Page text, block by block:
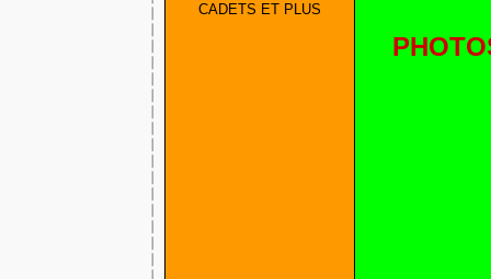
CADETS ET PLUS